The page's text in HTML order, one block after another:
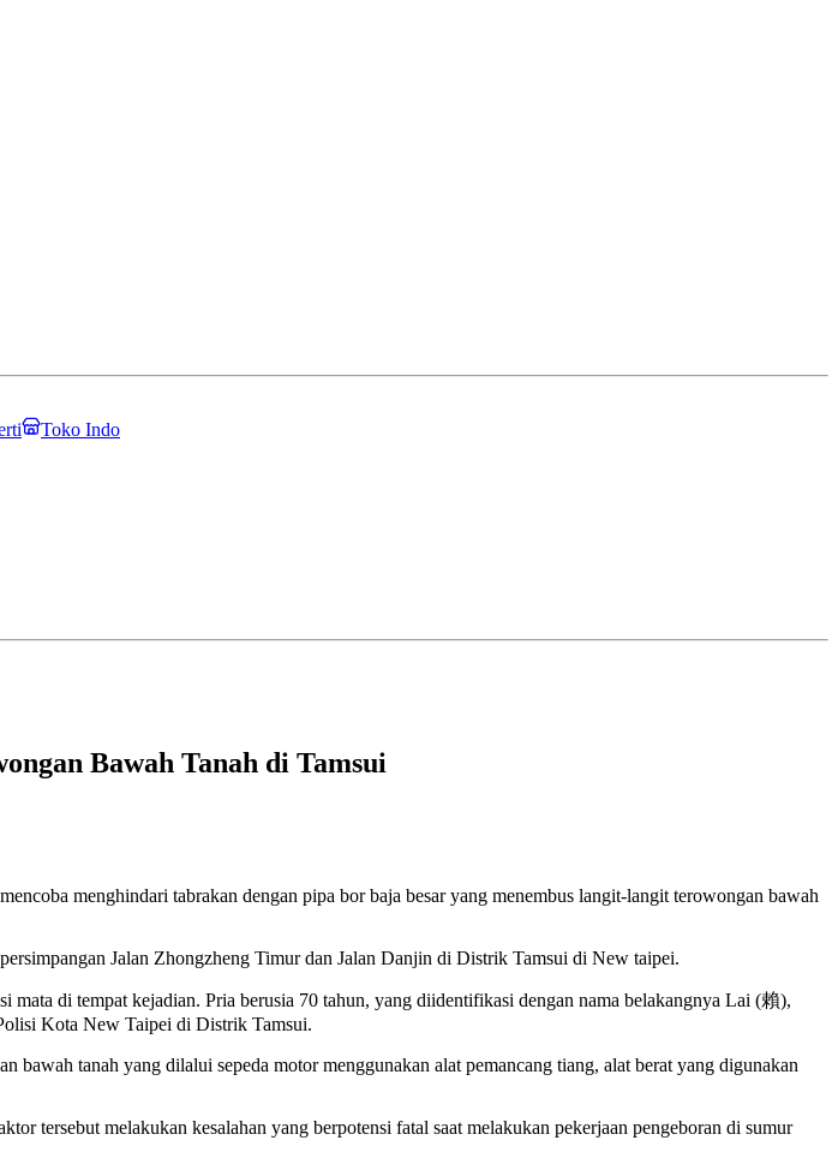
Toko Indo
Bawah Tanah di Tamsui
menghindari tabrakan dengan pipa bor baja besar yang menembus langit-langit terowongan bawah
Jalan Zhongzheng Timur dan Jalan Danjin di Distrik Tamsui di New taipei.
di tempat kejadian. Pria berusia 70 tahun, yang diidentifikasi dengan nama belakangnya Lai (賴),
Kota New Taipei di Distrik Tamsui.
bawah tanah yang dilalui sepeda motor menggunakan alat pemancang tiang, alat berat yang digunakan
tersebut melakukan kesalahan yang berpotensi fatal saat melakukan pekerjaan pengeboran di sumur